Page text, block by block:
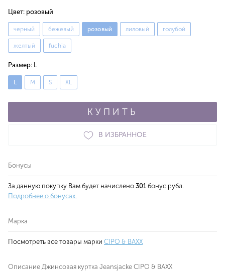
Цвет: розовый
черный бежевый розовый лиловый голубой
желтый fuchia
Размер: L
L M S XL
КУПИТЬ
В ИЗБРАННОЕ
Бонусы
За данную покупку Вам будет начислено 301 бонус.рубл.
Подробнее о бонусах.
Марка
Посмотреть все товары марки CIPO & BAXX
Описание Джинсовая куртка Jeansjacke CIPO & BAXX